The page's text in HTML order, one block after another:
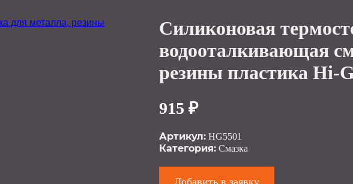
Силиконовая
водооталкивающая
резины пластика Hi-
915 ₽
Артикул: HG5501
Категория: Смазка
Добавить в заявку